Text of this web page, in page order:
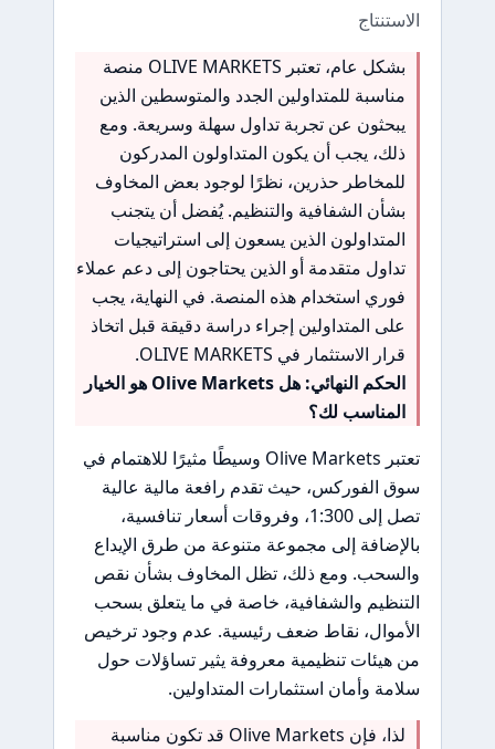
الاستنتاج
بشكل عام، تعتبر OLIVE MARKETS منصة
مناسبة للمتداولين الجدد والمتوسطين الذين
يبحثون عن تجربة تداول سهلة وسريعة. ومع
ذلك، يجب أن يكون المتداولون المدركون
للمخاطر حذرين، نظرًا لوجود بعض المخاوف
بشأن الشفافية والتنظيم. يُفضل أن يتجنب
المتداولون الذين يسعون إلى استراتيجيات
تداول متقدمة أو الذين يحتاجون إلى دعم عملاء
فوري استخدام هذه المنصة. في النهاية، يجب
على المتداولين إجراء دراسة دقيقة قبل اتخاذ
قرار الاستثمار في OLIVE MARKETS.
الحكم النهائي: هل Olive Markets هو الخيار
المناسب لك؟
تعتبر Olive Markets وسيطًا مثيرًا للاهتمام في
سوق الفوركس، حيث تقدم رافعة مالية عالية
تصل إلى 1:300، وفروقات أسعار تنافسية،
بالإضافة إلى مجموعة متنوعة من طرق الإيداع
والسحب. ومع ذلك، تظل المخاوف بشأن نقص
التنظيم والشفافية، خاصة في ما يتعلق بسحب
الأموال، نقاط ضعف رئيسية. عدم وجود ترخيص
من هيئات تنظيمية معروفة يثير تساؤلات حول
سلامة وأمان استثمارات المتداولين.
لذا، فإن Olive Markets قد تكون مناسبة